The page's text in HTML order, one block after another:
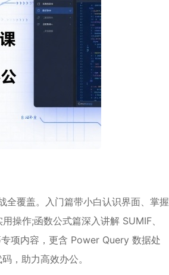
全覆盖。入门篇带小白认识界面、掌握
操作;函数公式篇深入讲解 SUMIF、
项内容，更含 Power Query 数据处
，助力高效办公。